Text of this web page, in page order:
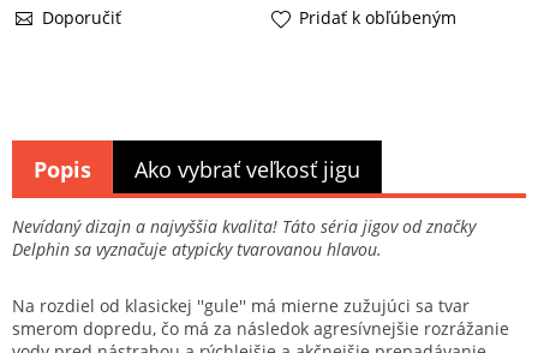
Doporučiť
Pridať k obľúbeným
Nevídaný dizajn a najvyššia kvalita! Táto séria jigov od značky
Delphin sa vyznačuje atypicky tvarovanou hlavou.
Na rozdiel od klasickej ''gule'' má mierne zužujúci sa tvar
smerom dopredu, čo má za následok agresívnejšie rozrážanie
Popis Ako vybrať veľkosť jigu